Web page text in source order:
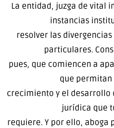
La entidad, juzga de vital
instancias
resolver las
particulares.
pues, que comiencen a
que
crecimiento y el desarrollo
jurídica que
requiere. Y por ello,